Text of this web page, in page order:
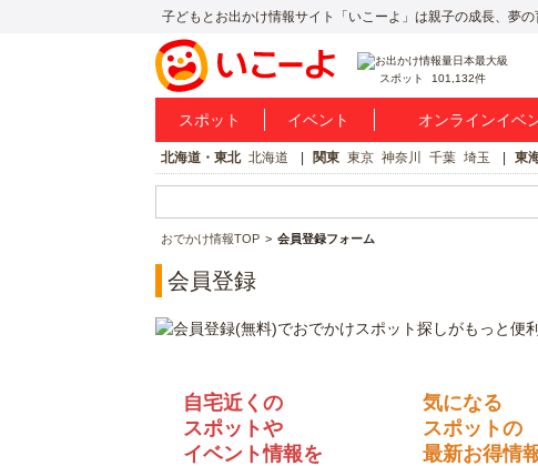
子どもとお出かけ情報サイト「いこーよ」は親子の成長、夢の
スポット 101,132件
スポット イベント オンラインイベ
北海道・東北 北海道 関東 東京 神奈川 千葉 埼玉 東
おでかけ情報TOP 会員登録フォーム
会員登録
自宅近くの
スポットや
イベント情報を
気になる
スポットの
最新お得情